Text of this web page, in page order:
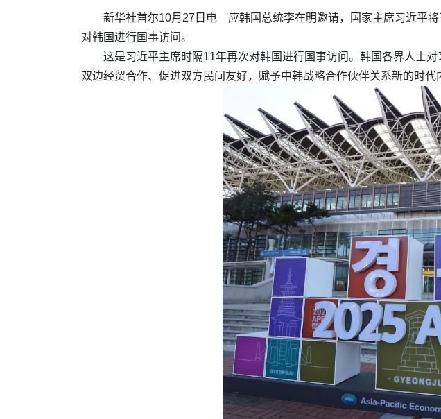
新华社首尔10月27日电 应韩国总统李在明邀请，国家主席习近平
对韩国进行国事访问。
这是习近平主席时隔11年再次对韩国进行国事访问。韩国各界人士
双边经贸合作、促进双方民间友好，赋予中韩战略合作伙伴关系新的时